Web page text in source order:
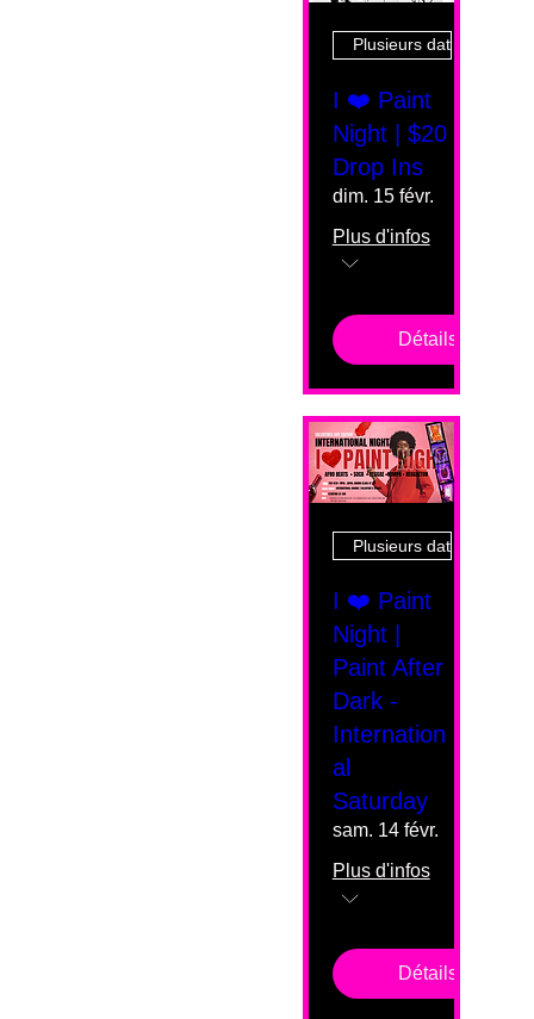
Plusieurs dates
I ❤️ Paint
Night | $20
Drop Ins
dim. 15 févr.
Plus d'infos
Détails
Plusieurs dates
I ❤️ Paint
Night |
Paint After
Dark -
Internation
al
Saturday
sam. 14 févr.
Plus d'infos
Détails